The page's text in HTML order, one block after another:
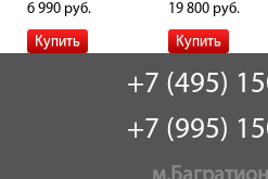
6 990 руб. 19 800 руб.
+7 (495)
+7 (995)